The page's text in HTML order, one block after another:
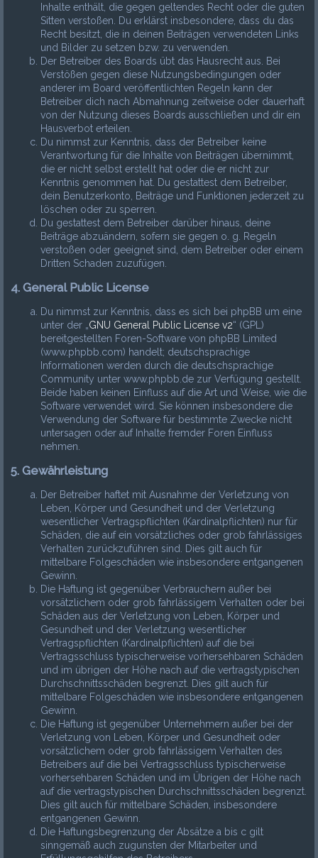
Inhalte enthält, die gegen geltendes Recht oder die guten
Sitten verstoßen. Du erklärst insbesondere, dass du das
Recht besitzt, die in deinen Beiträgen verwendeten Links
und Bilder zu setzen bzw. zu verwenden.
Der Betreiber des Boards übt das Hausrecht aus. Bei
Verstößen gegen diese Nutzungsbedingungen oder
anderer im Board veröffentlichten Regeln kann der
Betreiber dich nach Abmahnung zeitweise oder dauerhaft
von der Nutzung dieses Boards ausschließen und dir ein
Hausverbot erteilen.
Du nimmst zur Kenntnis, dass der Betreiber keine
Verantwortung für die Inhalte von Beiträgen übernimmt,
die er nicht selbst erstellt hat oder die er nicht zur
Kenntnis genommen hat. Du gestattest dem Betreiber,
dein Benutzerkonto, Beiträge und Funktionen jederzeit zu
löschen oder zu sperren.
Du gestattest dem Betreiber darüber hinaus, deine
Beiträge abzuändern, sofern sie gegen o. g. Regeln
verstoßen oder geeignet sind, dem Betreiber oder einem
Dritten Schaden zuzufügen.
4. General Public License
Du nimmst zur Kenntnis, dass es sich bei phpBB um eine
unter der „GNU General Public License v2“ (GPL)
bereitgestellten Foren-Software von phpBB Limited
(www.phpbb.com) handelt; deutschsprachige
Informationen werden durch die deutschsprachige
Community unter www.phpbb.de zur Verfügung gestellt.
Beide haben keinen Einfluss auf die Art und Weise, wie die
Software verwendet wird. Sie können insbesondere die
Verwendung der Software für bestimmte Zwecke nicht
untersagen oder auf Inhalte fremder Foren Einfluss
nehmen.
5. Gewährleistung
Der Betreiber haftet mit Ausnahme der Verletzung von
Leben, Körper und Gesundheit und der Verletzung
wesentlicher Vertragspflichten (Kardinalpflichten) nur für
Schäden, die auf ein vorsätzliches oder grob fahrlässiges
Verhalten zurückzuführen sind. Dies gilt auch für
mittelbare Folgeschäden wie insbesondere entgangenen
Gewinn.
Die Haftung ist gegenüber Verbrauchern außer bei
vorsätzlichem oder grob fahrlässigem Verhalten oder bei
Schäden aus der Verletzung von Leben, Körper und
Gesundheit und der Verletzung wesentlicher
Vertragspflichten (Kardinalpflichten) auf die bei
Vertragsschluss typischerweise vorhersehbaren Schäden
und im übrigen der Höhe nach auf die vertragstypischen
Durchschnittsschäden begrenzt. Dies gilt auch für
mittelbare Folgeschäden wie insbesondere entgangenen
Gewinn.
Die Haftung ist gegenüber Unternehmern außer bei der
Verletzung von Leben, Körper und Gesundheit oder
vorsätzlichem oder grob fahrlässigem Verhalten des
Betreibers auf die bei Vertragsschluss typischerweise
vorhersehbaren Schäden und im Übrigen der Höhe nach
auf die vertragstypischen Durchschnittsschäden begrenzt.
Dies gilt auch für mittelbare Schäden, insbesondere
entgangenen Gewinn.
Die Haftungsbegrenzung der Absätze a bis c gilt
sinngemäß auch zugunsten der Mitarbeiter und